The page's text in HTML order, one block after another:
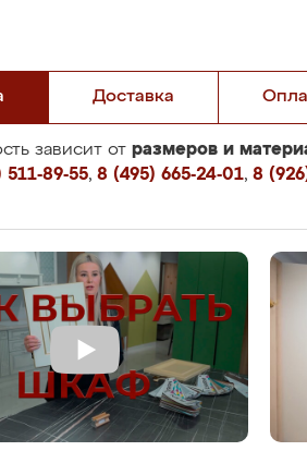
Доставка
зависит от размеров и
89-55, 8 (495) 665-24-01, 8